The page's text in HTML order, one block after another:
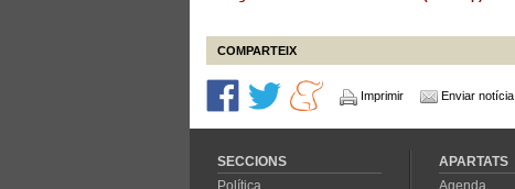
COMPARTEIX
Imprimir Enviar notícia
SECCIONS
Política
APARTATS
Agenda